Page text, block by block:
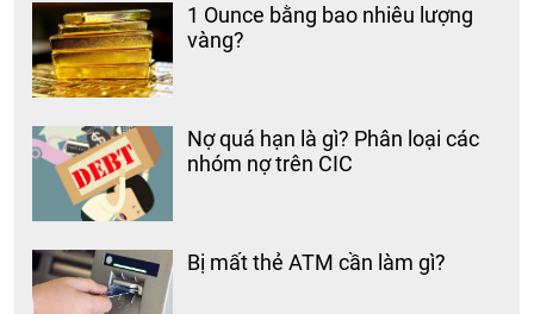
1 Ounce bằng bao nhiêu lượng
vàng?
Nợ quá hạn là gì? Phân loại các
nhóm nợ trên CIC
Bị mất thẻ ATM cần làm gì?